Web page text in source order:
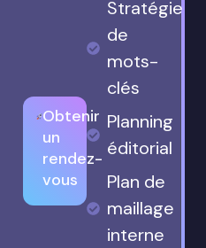
Obtenir
un
rendez-
vous
Stratégie
de
mots-
clés
Planning
éditorial
Plan de
maillage
interne